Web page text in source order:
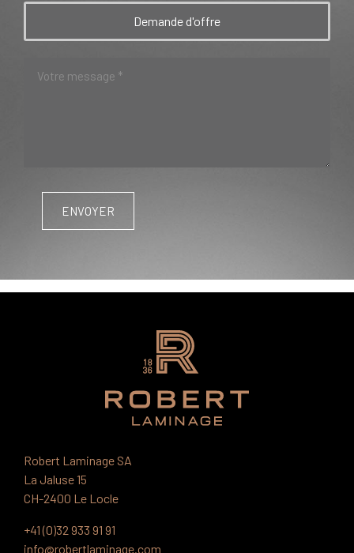
Demande d'offre
Robert Laminage SA
La Jaluse 15
CH-2400 Le Locle
+41 (0)32 933 91 91
info@robertlaminage.com